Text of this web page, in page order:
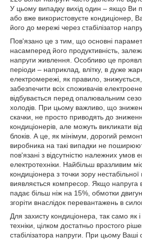
У цьому випадку вихід один – якщо Ви
або вже використовуєте кондиціонер,
його до мережі через стабілізатор
Пов'язано це з тим, що основні
насамперед його продуктивність,
напруги живлення. Особливо це
періоди – наприклад, влітку, в дуже
електромережі, як правило,
забезпечити всіх споживачів
відбувається перед опалювальним
холодів. При цьому важливо, що
скачки, не просто приводять до
кондиціонерів, але можуть викликати
блоків. А це, як мінімум, дорогий
виробника на такі випадки не
пов'язані з відсутністю належних умов
електротехніки. Найбільш вразливим
кондиціонера з точки зору
виявляється компресор. Якщо напруга
падає більш ніж на 15%, обмотки
згоріти внаслідок перевантажень в
Для захисту кондиціонера, так само як і
техніки, цілком достатньо простого
стабілізатора напруги. При цьому Ваші